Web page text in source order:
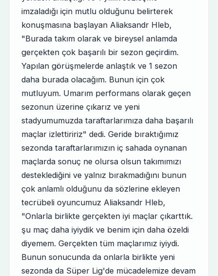
imzaladığı için mutlu olduğunu belirterek
konuşmasına başlayan Aliaksandr Hleb,
"Burada takım olarak ve bireysel anlamda
gerçekten çok başarılı bir sezon geçirdim.
Yapılan görüşmelerde anlaştık ve 1 sezon
daha burada olacağım. Bunun için çok
mutluyum. Umarım performans olarak geçen
sezonun üzerine çıkarız ve yeni
stadyumumuzda taraftarlarımıza daha başarılı
maçlar izlettiririz" dedi. Geride bıraktığımız
sezonda taraftarlarımızın iç sahada oynanan
maçlarda sonuç ne olursa olsun takımımızı
desteklediğini ve yalnız bırakmadığını bunun
çok anlamlı olduğunu da sözlerine ekleyen
tecrübeli oyuncumuz Aliaksandr Hleb,
"Onlarla birlikte gerçekten iyi maçlar çıkarttık.
şu maç daha iyiydik ve benim için daha özeldi
diyemem. Gerçekten tüm maçlarımız iyiydi.
Bunun sonucunda da onlarla birlikte yeni
sezonda da Süper Lig'de mücadelemize devam